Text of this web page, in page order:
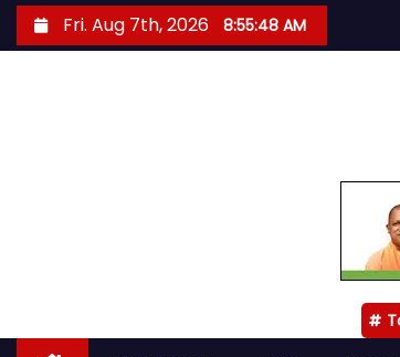
k
Fri. Aug 7th, 2026 8:55:49 AM